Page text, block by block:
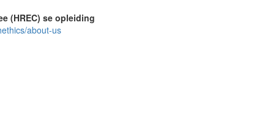
(HREC) se opleiding
about-us